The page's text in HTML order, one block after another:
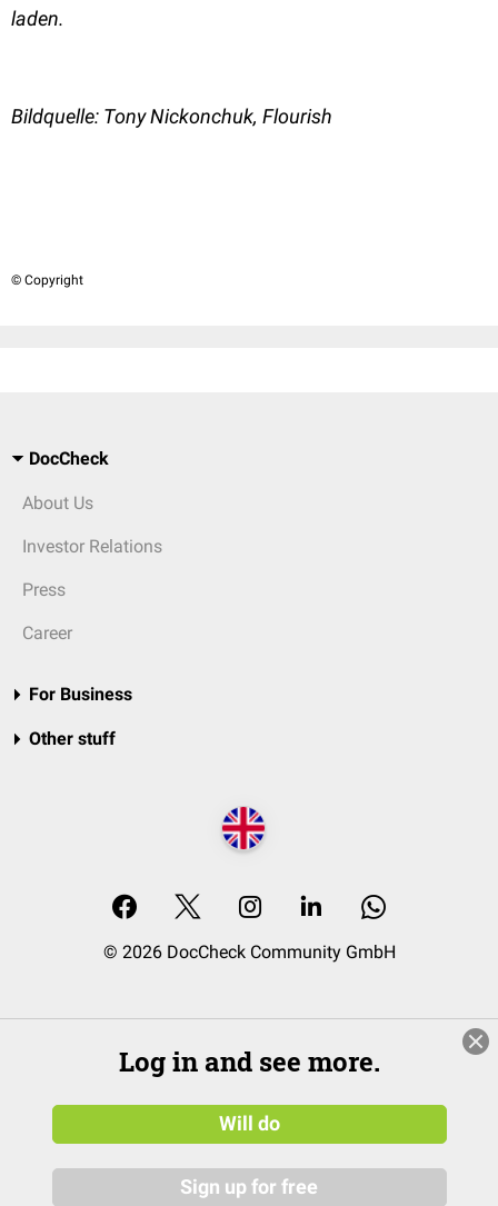
laden.
Bildquelle: Tony Nickonchuk, Flourish
© Copyright
DocCheck
About Us
Investor Relations
Press
Career
For Business
Other stuff
© 2026 DocCheck Community GmbH
Log in and see more.
Will do
Sign up for free